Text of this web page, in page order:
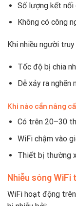
Số lượng kết nối
Không có công
Khi nhiều người truy
Tốc độ bị chia
Dễ xảy ra nghẽn
Khi nào cần nâng
Có trên 20–30
WiFi chậm vào
Thiết bị thường
Nhiễu sóng
WiFi hoạt động